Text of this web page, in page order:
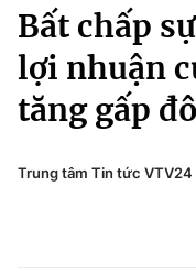
Chuyên mục
Chính trị
Xã hội
Pháp luật
Kinh tế
Thể thao
Truyền hình
Văn hóa - Giải
Y tế
Bất chấp
lợi nhuận
tăng gấp
Trung tâm Tin tức VTV24